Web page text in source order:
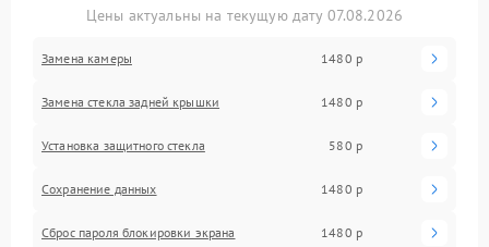
Цены актуальны на текущую дату 07.08.2026
Замена камеры 1480 р
Замена стекла задней крышки 1480 р
Установка защитного стекла 580 р
Сохранение данных 1480 р
Сброс пароля блокировки экрана 1480 р